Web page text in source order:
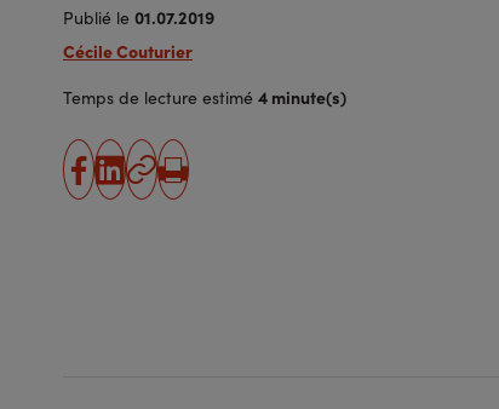
Publié le 01.07.2019
Cécile Couturier
Temps de lecture estimé 4 minute(s)
partager
partager
Copier
Imprimer